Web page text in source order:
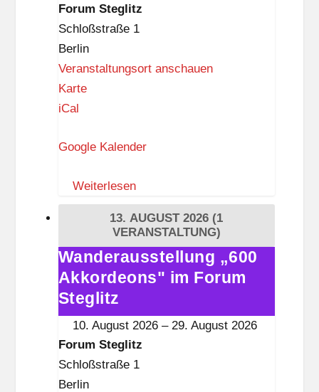
Forum Steglitz
Schloßstraße 1
Berlin
Veranstaltungsort anschauen
KarteF
u
S
t
g
i
t
z
iCal
Google Kalender
Weiterlesen
13. AUGUST 2026 (1
VERANSTALTUNG)
Wanderausstellung
„600
Akkordeons"
im
Wanderausstellung „600
Akkordeons" im Forum
Steglitz
10. August 2026 – 29. August 2026
Forum Steglitz
Schloßstraße 1
Berlin